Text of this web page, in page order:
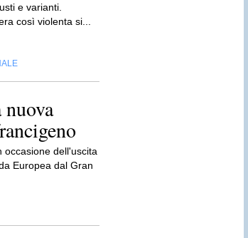
e varianti.
così violenta si...
nuova
occasione dell'uscita
Europea dal Gran